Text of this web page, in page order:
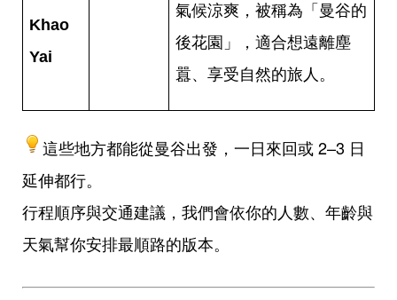
Khao
Yai
氣候涼爽，被稱為「曼谷的
後花園」，適合想遠離塵
囂、享受自然的旅人。
這些地方都能從曼谷出發，一日來回或 2–3 日
延伸都行。
行程順序與交通建議，我們會依你的人數、年齡與
天氣幫你安排最順路的版本。